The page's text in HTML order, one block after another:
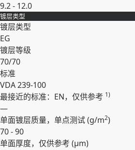
9.2 - 12.0
展开
镀层类型
镀层类型
EG
镀层等级
70/70
标准
VDA 239-100
最接近的标准：EN，仅供参考 1)
—
单面镀层质量，单点测试 (g/m2)
70 - 90
单面厚度，仅供参考 (µm)